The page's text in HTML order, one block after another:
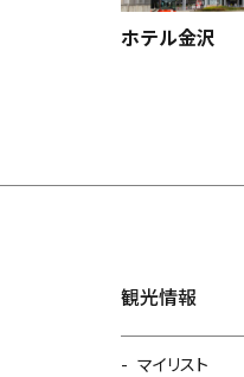
ホテル金沢
観光情報
マイリスト